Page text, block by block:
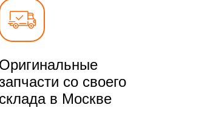
Оригинальные
со своего
склада в Москве